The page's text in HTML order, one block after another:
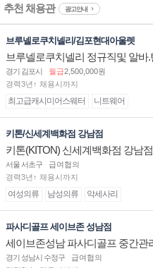
추천 채용관 광고안내
브루넬로쿠치넬리/김포현대아울렛
브루넬로쿠치넬리 정규직및 알바
경기 김포시 월급2,500,000원
경력3년↑ 채용시까지
최고급캐시미어스웨터 니트웨어
키톤/신세계백화점 강남점
키톤(KITON) 신세계백화점 강남
서울 서초구
급여협의
경력3년↑ 채용시까지
여성의류 남성의류 악세사리
파사디골프 세이브존 성남점
세이브존성남 파사디골프 중간관
경기 성남시 수정구
급여협의